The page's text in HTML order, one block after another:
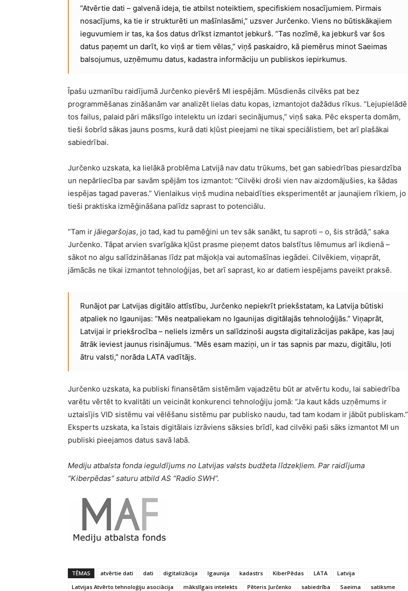
“Atvērtie dati – galvenā ideja, tie atbilst noteiktiem, specifiskiem nosacījumiem. Pirmais
nosacījums, ka tie ir strukturēti un mašīnlasāmi,” uzsver Jurčenko. Viens no būtiskākajiem
ieguvumiem ir tas, ka šos datus drīkst izmantot jebkurš. “Tas nozīmē, ka jebkurš var šos
datus paņemt un darīt, ko viņš ar tiem vēlas,” viņš paskaidro, kā piemērus minot Saeimas
balsojumus, uzņēmumu datus, kadastra informāciju un publiskos iepirkumus.
Īpašu uzmanību raidījumā Jurčenko pievērš MI iespējām. Mūsdienās cilvēks pat bez
programmēšanas zināšanām var analizēt lielas datu kopas, izmantojot dažādus rīkus. “Lejupielādē
tos failus, palaid pāri mākslīgo intelektu un izdari secinājumus,” viņš saka. Pēc eksperta domām,
tieši šobrīd sākas jauns posms, kurā dati kļūst pieejami ne tikai speciālistiem, bet arī plašākai
sabiedrībai.
Jurčenko uzskata, ka lielākā problēma Latvijā nav datu trūkums, bet gan sabiedrības piesardzība
un nepārliecība par savām spējām tos izmantot: “Cilvēki droši vien nav aizdomājušies, ka šādas
iespējas tagad paveras.” Vienlaikus viņš mudina nebaidīties eksperimentēt ar jaunajiem rīkiem, jo
tieši praktiska izmēģināšana palīdz saprast to potenciālu.
“Tam ir jāiegaršojas, jo tad, kad tu pamēģini un tev sāk sanākt, tu saproti – o, šis strādā,” saka
Jurčenko. Tāpat arvien svarīgāka kļūst prasme pieņemt datos balstītus lēmumus arī ikdienā –
sākot no algu salīdzināšanas līdz pat mājokļa vai automašīnas iegādei. Cilvēkiem, viņaprāt,
jāmācās ne tikai izmantot tehnoloģijas, bet arī saprast, ko ar datiem iespējams paveikt praksē.
Runājot par Latvijas digitālo attīstību, Jurčenko nepiekrīt priekšstatam, ka Latvija būtiski
atpaliek no Igaunijas: “Mēs neatpaliekam no Igaunijas digitālajās tehnoloģijās.” Viņaprāt,
Latvijai ir priekšrocība – neliels izmērs un salīdzinoši augsta digitalizācijas pakāpe, kas ļauj
ātrāk ieviest jaunus risinājumus. “Mēs esam maziņi, un ir tas sapnis par mazu, digitālu, ļoti
ātru valsti,” norāda LATA vadītājs.
Jurčenko uzskata, ka publiski finansētām sistēmām vajadzētu būt ar atvērtu kodu, lai sabiedrība
varētu vērtēt to kvalitāti un veicināt konkurenci tehnoloģiju jomā: “Ja kaut kāds uzņēmums ir
uztaisījis VID sistēmu vai vēlēšanu sistēmu par publisko naudu, tad tam kodam ir jābūt publiskam.”
Eksperts uzskata, ka īstais digitālais izrāviens sāksies brīdī, kad cilvēki paši sāks izmantot MI un
publiski pieejamos datus savā labā.
Mediju atbalsta fonda ieguldījums no Latvijas valsts budžeta līdzekļiem. Par raidījuma
“Kiberpēdas” saturu atbild AS “Radio SWH”.
TĒMAS atvērtie dati dati digitalizācija Igaunija kadastrs KiberPēdas LATA
Latvija
Latvijas Atvērto tehnoloģiju asociācija
mākslīgais intelekts Pēteris Jurčenko sabiedrība Saeima
satiksme